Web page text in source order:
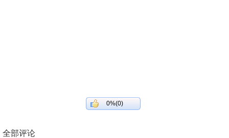
0%(0)
全部评论